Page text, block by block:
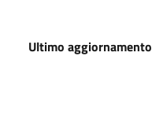
Ultimo aggiornamento